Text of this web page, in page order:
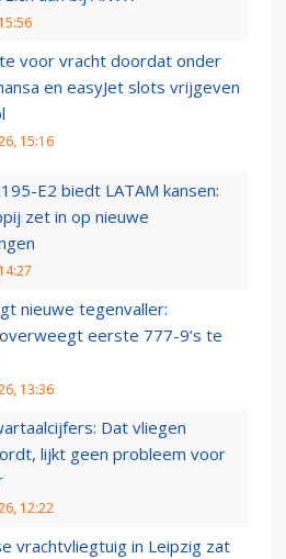
voor vracht doordat onder
en easyJet slots vrijgeven
15:16
E2 biedt LATAM kansen:
zet in op nieuwe
nieuwe tegenvaller:
eerste 777-9’s te
13:36
Dat vliegen
lijkt geen probleem voor
12:22
vrachtvliegtuig in Leipzig zat